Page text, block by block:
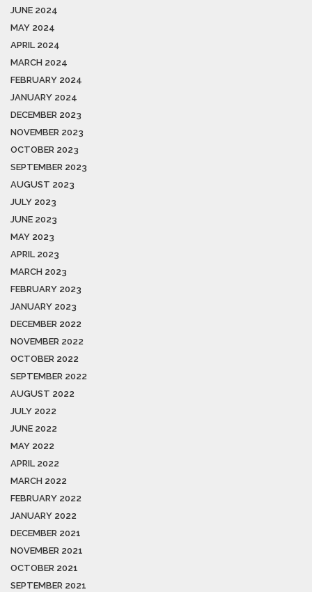
JUNE 2024
MAY 2024
APRIL 2024
MARCH 2024
FEBRUARY 2024
JANUARY 2024
DECEMBER 2023
NOVEMBER 2023
OCTOBER 2023
SEPTEMBER 2023
AUGUST 2023
JULY 2023
JUNE 2023
MAY 2023
APRIL 2023
MARCH 2023
FEBRUARY 2023
JANUARY 2023
DECEMBER 2022
NOVEMBER 2022
OCTOBER 2022
SEPTEMBER 2022
AUGUST 2022
JULY 2022
JUNE 2022
MAY 2022
APRIL 2022
MARCH 2022
FEBRUARY 2022
JANUARY 2022
DECEMBER 2021
NOVEMBER 2021
OCTOBER 2021
SEPTEMBER 2021